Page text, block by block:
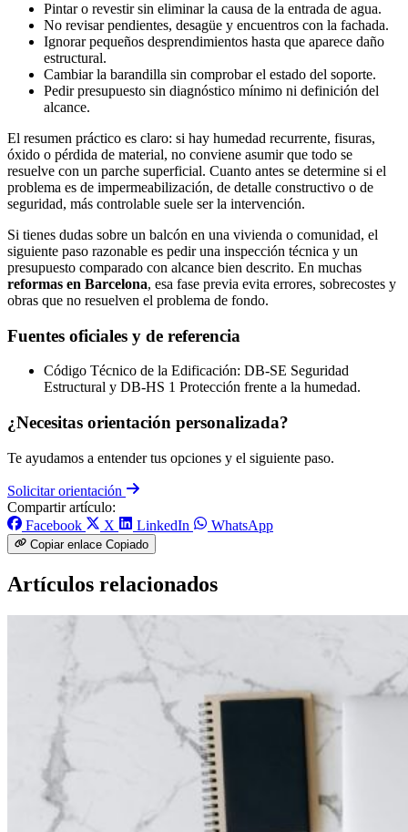
Pintar o revestir sin eliminar la causa de la entrada de agua.
No revisar pendientes, desagüe y encuentros con la fachada.
Ignorar pequeños desprendimientos hasta que aparece daño
estructural.
Cambiar la barandilla sin comprobar el estado del soporte.
Pedir presupuesto sin diagnóstico mínimo ni definición del
alcance.
El resumen práctico es claro: si hay humedad recurrente, fisuras,
óxido o pérdida de material, no conviene asumir que todo se
resuelve con un parche superficial. Cuanto antes se determine si el
problema es de impermeabilización, de detalle constructivo o de
seguridad, más controlable suele ser la intervención.
Si tienes dudas sobre un balcón en una vivienda o comunidad, el
siguiente paso razonable es pedir una inspección técnica y un
presupuesto comparado con alcance bien descrito. En muchas
reformas en Barcelona, esa fase previa evita errores, sobrecostes y
obras que no resuelven el problema de fondo.
Fuentes oficiales y de referencia
Código Técnico de la Edificación: DB-SE Seguridad
Estructural y DB-HS 1 Protección frente a la humedad.
¿Necesitas orientación personalizada?
Te ayudamos a entender tus opciones y el siguiente paso.
Solicitar orientación
Compartir artículo:
Facebook
X LinkedIn WhatsApp
Copiar enlace Copiado
Artículos relacionados